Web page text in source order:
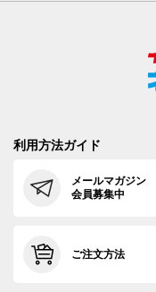
利用方法ガイド
メールマガジン
会員募集中
ご注文方法